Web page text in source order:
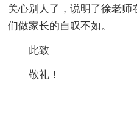
关心别人了，说明了徐老
们做家长的自叹不如。
此致
敬礼！